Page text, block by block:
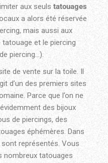
aux seuls tatouages
a alors été réservée
mais aussi aux
et le piercing
piercing…).
de vente sur la toile. Il
d’un des premiers sites
Parce que l’on ne
des bijoux
de piercings, des
éphémères. Dans
représentés. Vous
nombreux tatouages